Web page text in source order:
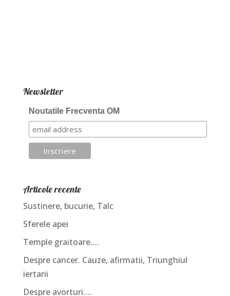
Newsletter
Noutatile Frecventa OM
Articole recente
Sustinere, bucurie, Talc
Sferele apei
Temple graitoare….
Despre cancer. Cauze, afirmatii, Triunghiul
iertarii
Despre avorturi….